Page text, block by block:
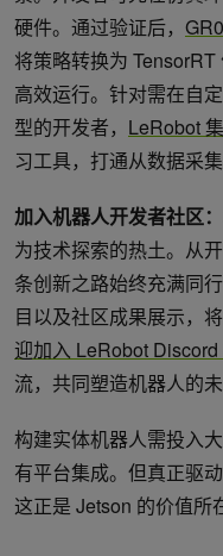
硬件。通过验证后，
将策略转换为
高效运行。针对需在自
型的开发者， LeRobot
习工具，打通从数据采
加入机器人开发者社区：
为技术探索的热土。从
条创新之路始终充满同
目以及社区成果展示，
迎加入 LeRobot Discord
流，共同塑造机器人的未
构建实体机器人需投入
有平台集成。但真正驱
这正是 Jetson 的价值所